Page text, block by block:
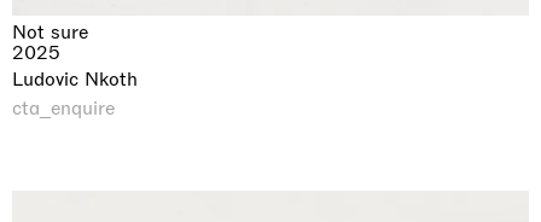
Not sure
2025
Ludovic Nkoth
cta_enquire